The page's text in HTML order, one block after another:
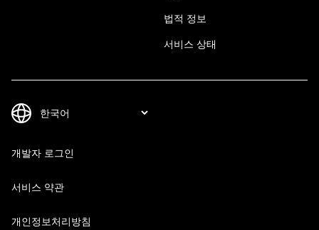
법적 정보
서비스 상태
개발자 로그인
서비스 약관
개인정보처리방침